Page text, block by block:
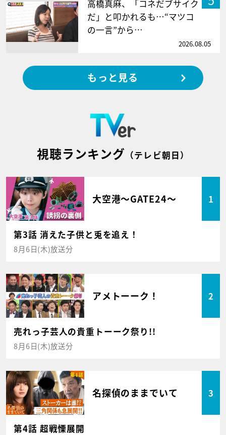
高橋真麻、「コネだブサイク
だ」と叩かれるも…“マツコ
の一言”から…
2026.08.05
もっと見る
視聴ランキング （テレビ朝日）
大空港～GATE24～ 1
第3話 消えた子供と兎を追え！
8月6日(木)放送分
アメトーーク！ 2
売れっ子芸人の貴重トーーク祭り!!
8月6日(木)放送分
名探偵のままでいて 3
第4話 超戦慄展開